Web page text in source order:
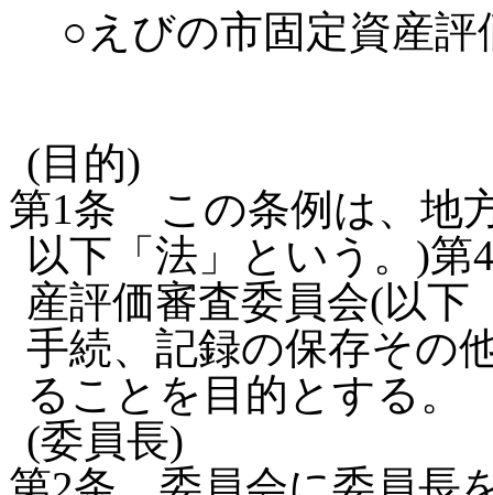
○えびの市固定資産
(目的)
第1条 この条例は、地
以下「法」という。)第
産評価審査委員会(以
手続、記録の保存その
ることを目的とする。
(委員長)